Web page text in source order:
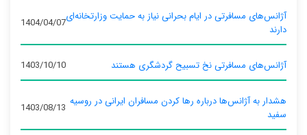
آژانس‌های مسافرتی در ایام بحرانی نیاز به حمایت وزارتخانه‌ای
دارند
1404/04/07
آژانس‌های مسافرتی نخ تسبیح گردشگری هستند 1403/10/10
هشدار به آژانس‌ها درباره رها کردن مسافران ایرانی در روسیه
سفید
1403/08/13